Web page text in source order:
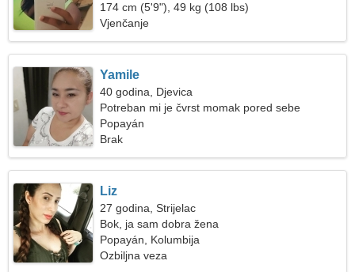
174 cm (5'9"), 49 kg (108 lbs)
Vjenčanje
Yamile
40 godina, Djevica
Potreban mi je čvrst momak pored sebe
Popayán
Brak
Liz
27 godina, Strijelac
Bok, ja sam dobra žena
Popayán, Kolumbija
Ozbiljna veza